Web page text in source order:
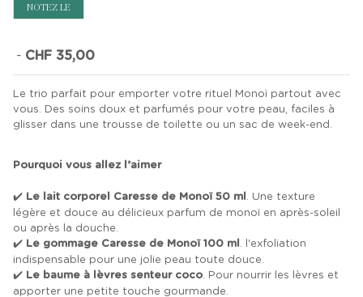
NOTEZ LE
- CHF 35,00
Le trio parfait pour emporter votre rituel Monoï partout avec
vous. Des soins doux et parfumés pour votre peau, faciles à
glisser dans une trousse de toilette ou un sac de week-end.
Pourquoi vous allez l’aimer
✔️ Le lait corporel Caresse de Monoï 50 ml . Une texture
légère et douce au délicieux parfum de monoï en après-soleil
ou après la douche.
✔️ Le gommage Caresse de Monoï 100 ml . l'exfoliation
indispensable pour une jolie peau toute douce.
✔️ Le baume à lèvres senteur coco . Pour nourrir les lèvres et
apporter une petite touche gourmande.